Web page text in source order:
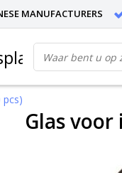
MANUFACTURERS
pcs)
Glas voor